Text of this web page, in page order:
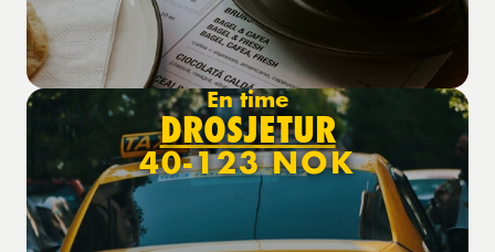
En time
DROSJETUR
40-123 NOK